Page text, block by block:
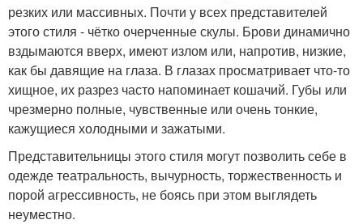
резких или массивных. Почти у всех представителей
этого стиля - чётко очерченные скулы. Брови динамично
вздымаются вверх, имеют излом или, напротив, низкие,
как бы давящие на глаза. В глазах просматривает что-то
хищное, их разрез часто напоминает кошачий. Губы или
чрезмерно полные, чувственные или очень тонкие,
кажущиеся холодными и зажатыми.
Представительницы этого стиля могут позволить себе в
одежде театральность, вычурность, торжественность и
порой агрессивность, не боясь при этом выглядеть
неуместно.